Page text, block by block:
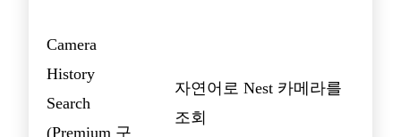
Camera
History
Search
(Premium 구
자연어로 Nest 카메라를
조회